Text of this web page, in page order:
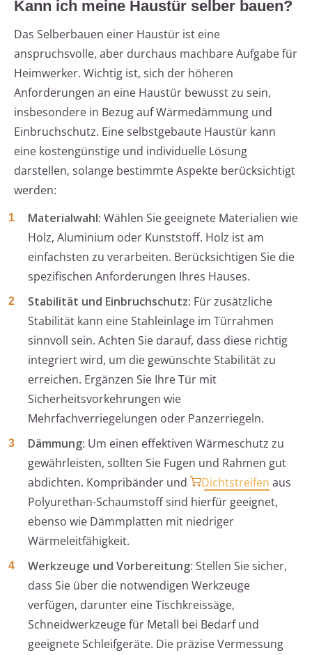
Kann ich meine Haustür selber bauen?
Das Selberbauen einer Haustür ist eine
anspruchsvolle, aber durchaus machbare Aufgabe für
Heimwerker. Wichtig ist, sich der höheren
Anforderungen an eine Haustür bewusst zu sein,
insbesondere in Bezug auf Wärmedämmung und
Einbruchschutz. Eine selbstgebaute Haustür kann
eine kostengünstige und individuelle Lösung
darstellen, solange bestimmte Aspekte berücksichtigt
werden:
Materialwahl: Wählen Sie geeignete Materialien wie
Holz, Aluminium oder Kunststoff. Holz ist am
einfachsten zu verarbeiten. Berücksichtigen Sie die
spezifischen Anforderungen Ihres Hauses.
Stabilität und Einbruchschutz: Für zusätzliche
Stabilität kann eine Stahleinlage im Türrahmen
sinnvoll sein. Achten Sie darauf, dass diese richtig
integriert wird, um die gewünschte Stabilität zu
erreichen. Ergänzen Sie Ihre Tür mit
Sicherheitsvorkehrungen wie
Mehrfachverriegelungen oder Panzerriegeln.
Dämmung: Um einen effektiven Wärmeschutz zu
gewährleisten, sollten Sie Fugen und Rahmen gut
abdichten. Kompribänder und
Dichtstreifen aus
Polyurethan-Schaumstoff sind hierfür geeignet,
ebenso wie Dämmplatten mit niedriger
Wärmeleitfähigkeit.
Werkzeuge und Vorbereitung: Stellen Sie sicher,
dass Sie über die notwendigen Werkzeuge
verfügen, darunter eine Tischkreissäge,
Schneidwerkzeuge für Metall bei Bedarf und
geeignete Schleifgeräte. Die präzise Vermessung